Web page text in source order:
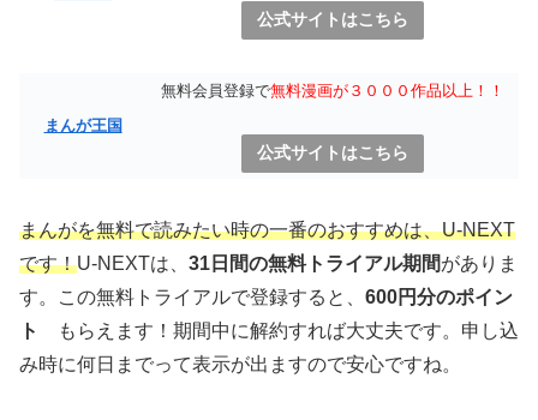
公式サイトはこちら
まんが王国
無料会員登録で無料漫画が３０００作品以上！！
公式サイトはこちら
まんがを無料で読みたい時の一番のおすすめは、U-NEXT
です！U-NEXTは、 31日間の無料トライアル期間がありま
す。この無料トライアルで登録すると、 600円分のポイン
ト
もらえます！期間中に解約すれば大丈夫です。申し込
み時に何日までって表示が出ますので安心ですね。